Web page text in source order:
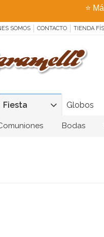
⭐
SOMOS CONTACTO TIENDA
Fiesta Globos
Bodas